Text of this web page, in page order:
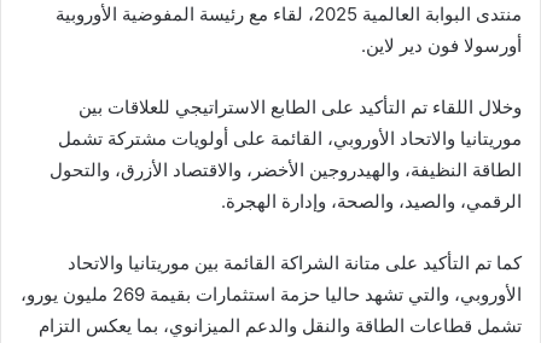
منتدى البوابة العالمية 2025، لقاء مع رئيسة المفوضية الأوروبية
أورسولا فون دير لاين.
وخلال اللقاء تم التأكيد على الطابع الاستراتيجي للعلاقات بين
موريتانيا والاتحاد الأوروبي، القائمة على أولويات مشتركة تشمل
الطاقة النظيفة، والهيدروجين الأخضر، والاقتصاد الأزرق، والتحول
الرقمي، والصيد، والصحة، وإدارة الهجرة.
كما تم التأكيد على متانة الشراكة القائمة بين موريتانيا والاتحاد
الأوروبي، والتي تشهد حاليا حزمة استثمارات بقيمة 269 مليون يورو،
تشمل قطاعات الطاقة والنقل والدعم الميزانوي، بما يعكس التزام